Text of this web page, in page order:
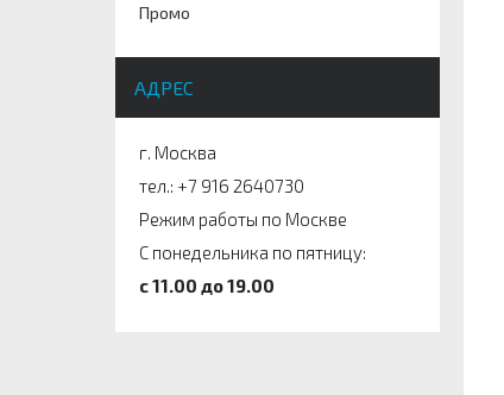
Промо
АДРЕС
г. Москва
тел.: +7 916 2640730
Режим работы по Москве
С понедельника по пятницу:
c 11.00 до 19.00